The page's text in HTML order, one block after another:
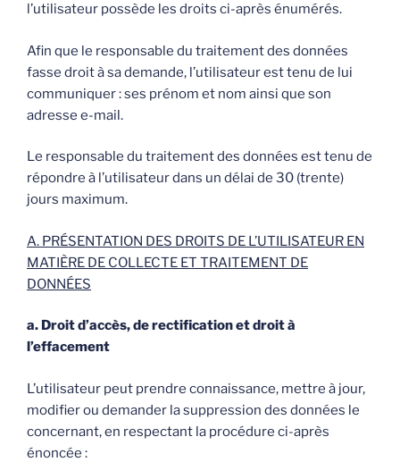
l’utilisateur possède les droits ci-après énumérés.
Afin que le responsable du traitement des données
fasse droit à sa demande, l’utilisateur est tenu de lui
communiquer : ses prénom et nom ainsi que son
adresse e-mail.
Le responsable du traitement des données est tenu de
répondre à l’utilisateur dans un délai de 30 (trente)
jours maximum.
A. PRÉSENTATION DES DROITS DE L’UTILISATEUR EN
MATIÈRE DE COLLECTE ET TRAITEMENT DE
DONNÉES
a. Droit d’accès, de rectification et droit à
l’effacement
L’utilisateur peut prendre connaissance, mettre à jour,
modifier ou demander la suppression des données le
concernant, en respectant la procédure ci-après
énoncée :